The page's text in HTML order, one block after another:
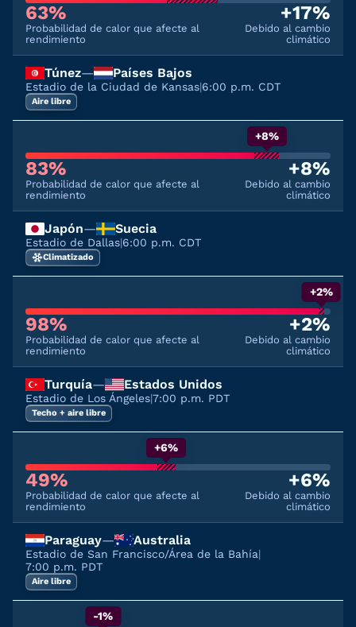
63%
Probabilidad de calor que afecte al
rendimiento
+17%
Debido al cambio
climático
Túnez— Países Bajos
Estadio de la Ciudad de Kansas|6:00 p.m. CDT
Aire libre
+8%
83%
Probabilidad de calor que afecte al
rendimiento
+8%
Debido al cambio
climático
Japón— Suecia
Estadio de Dallas|6:00 p.m. CDT
Climatizado
+2%
98%
Probabilidad de calor que afecte al
rendimiento
+2%
Debido al cambio
climático
Turquía— Estados Unidos
Estadio de Los Ángeles|7:00 p.m. PDT
Techo + aire libre
+6%
49%
Probabilidad de calor que afecte al
rendimiento
+6%
Debido al cambio
climático
Paraguay— Australia
Estadio de San Francisco/Área de la Bahía|
7:00 p.m. PDT
Aire libre
-1%